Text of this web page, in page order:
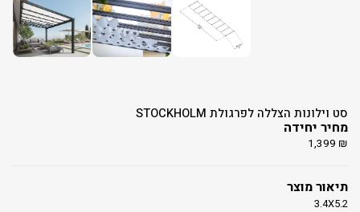
סט וילונות הצללה לפרגולת STOCKHOLM
מחיר יחידה
1,399 ₪
תיאור מוצר
3.4X5.2